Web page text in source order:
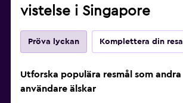
vistelse i Singapore
Pröva lyckan Komplettera din resa
Utforska populära resmål som andra
användare älskar